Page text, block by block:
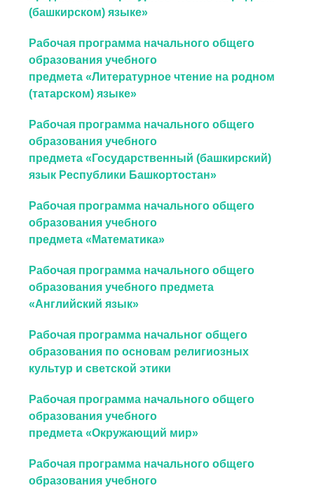
(башкирском) языке»
Рабочая программа начального общего
образования учебного
предмета «Литературное чтение на родном
(татарском) языке»
Рабочая программа начального общего
образования учебного
предмета «Государственный (башкирский)
язык Республики Башкортостан»
Рабочая программа начального общего
образования учебного
предмета «Математика»
Рабочая программа начального общего
образования учебного предмета
«Английский язык»
Рабочая программа начальног общего
образования по основам религиозных
культур и светской этики
Рабочая программа начального общего
образования учебного
предмета «Окружающий мир»
Рабочая программа начального общего
образования учебного